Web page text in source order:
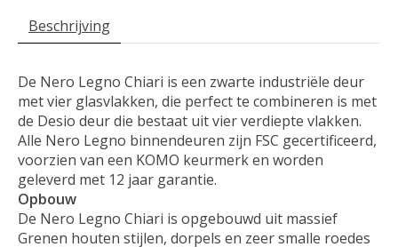
Beschrijving
De Nero Legno Chiari is een zwarte industriële deur
met vier glasvlakken, die perfect te combineren is met
de Desio deur die bestaat uit vier verdiepte vlakken.
Alle Nero Legno binnendeuren zijn FSC gecertificeerd,
voorzien van een KOMO keurmerk en worden
geleverd met 12 jaar garantie.
Opbouw
De Nero Legno Chiari is opgebouwd uit massief
Grenen houten stijlen, dorpels en zeer smalle roedes